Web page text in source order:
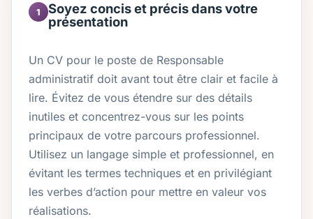
1
Soyez concis et précis dans votre
présentation
Un CV pour le poste de Responsable
administratif doit avant tout être clair et facile à
lire. Évitez de vous étendre sur des détails
inutiles et concentrez-vous sur les points
principaux de votre parcours professionnel.
Utilisez un langage simple et professionnel, en
évitant les termes techniques et en privilégiant
les verbes d’action pour mettre en valeur vos
réalisations.